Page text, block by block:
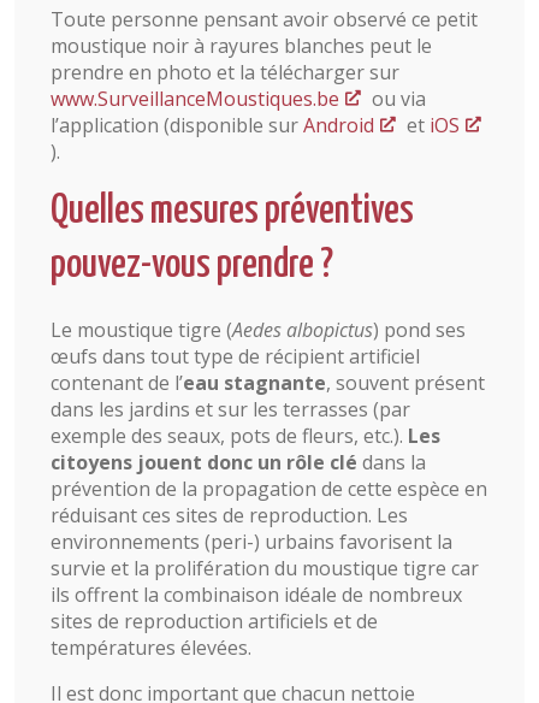
Toute personne pensant avoir observé ce petit
moustique noir à rayures blanches peut le
prendre en photo et la télécharger sur
www.SurveillanceMoustiques.be
ou via
l’application (disponible surAndroid et iOS
).
Quelles mesures préventives
pouvez-vous prendre ?
Le moustique tigre (Aedes albopictus) pond ses
œufs dans tout type de récipient artificiel
contenant de l’eau stagnante, souvent présent
dans les jardins et sur les terrasses (par
exemple des seaux, pots de fleurs, etc.). Les
citoyens jouent donc un rôle clé dans la
prévention de la propagation de cette espèce en
réduisant ces sites de reproduction. Les
environnements (peri-) urbains favorisent la
survie et la prolifération du moustique tigre car
ils offrent la combinaison idéale de nombreux
sites de reproduction artificiels et de
températures élevées.
Il est donc important que chacun nettoie